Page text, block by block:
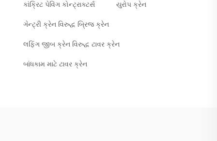
કાંક્રિટ પેવિંગ કોન્ટ્રાક્ટર્સ યુરોપ ક્રેન
ગેન્ટ્રી ક્રેન વિરુદ્ધ બ્રિજ ક્રેન
લફિંગ જીબ ક્રેન વિરુદ્ધ ટાવર ક્રેન
બાંધકામ માટે ટાવર ક્રેન